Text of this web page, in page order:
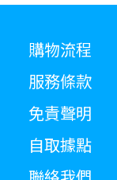
購物流程
服務條款
免責聲明
自取據點